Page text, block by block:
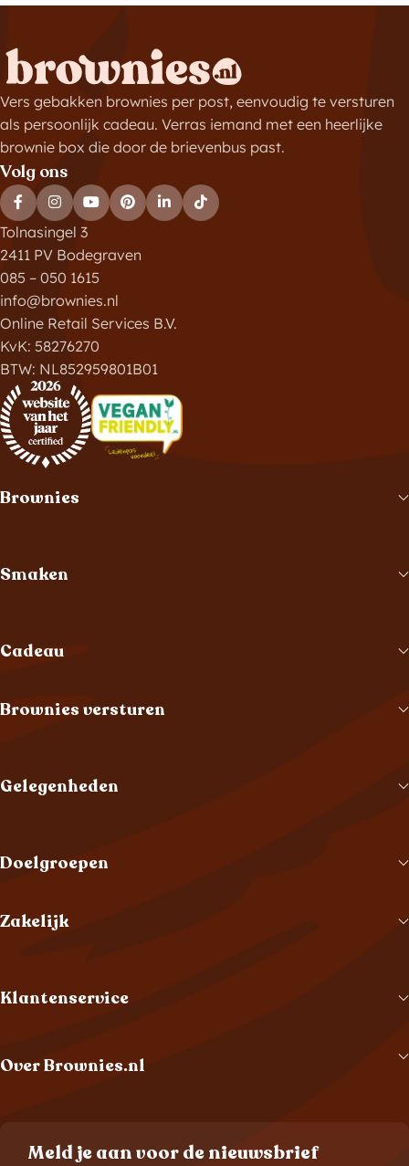
Vers gebakken brownies per post, eenvoudig te versturen
als persoonlijk cadeau. Verras iemand met een heerlijke
brownie box die door de brievenbus past.
Volg ons
Tolnasingel 3
2411 PV Bodegraven
085 – 050 1615
info@brownies.nl
Online Retail Services B.V.
KvK: 58276270
BTW: NL852959801B01
Brownies
Smaken
Cadeau
Brownies versturen
Gelegenheden
Doelgroepen
Zakelijk
Klantenservice
Over Brownies.nl
Meld je aan voor de nieuwsbrief